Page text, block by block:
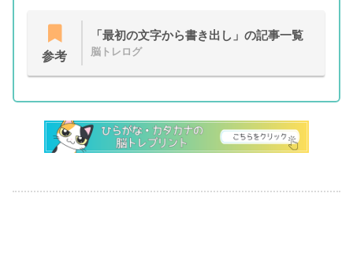
参考
「最初の文字から書き出し」の記事一覧
脳トレログ